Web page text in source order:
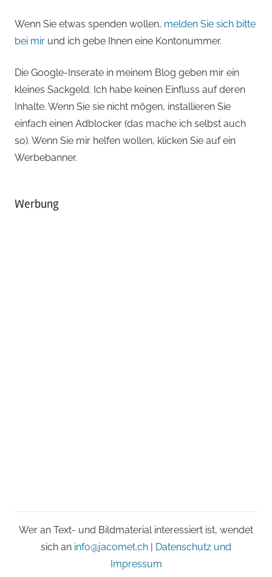
Wenn Sie etwas spenden wollen, melden Sie sich bitte
bei mir und ich gebe Ihnen eine Kontonummer.
Die Google-Inserate in meinem Blog geben mir ein
kleines Sackgeld. Ich habe keinen Einfluss auf deren
Inhalte. Wenn Sie sie nicht mögen, installieren Sie
einfach einen Adblocker (das mache ich selbst auch
so). Wenn Sie mir helfen wollen, klicken Sie auf ein
Werbebanner.
Werbung
Wer an Text- und Bildmaterial interessiert ist, wendet
sich an info@jacomet.ch
Datenschutz und
Impressum